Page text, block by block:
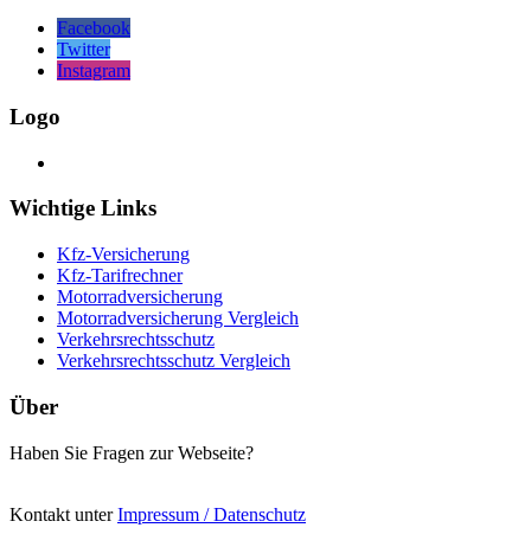
Facebook
Twitter
Instagram
Logo
Wichtige Links
Kfz-Versicherung
Kfz-Tarifrechner
Motorradversicherung
Motorradversicherung Vergleich
Verkehrsrechtsschutz
Verkehrsrechtsschutz Vergleich
Über
Haben Sie Fragen zur Webseite?
Kontakt unterImpressum / Datenschutz